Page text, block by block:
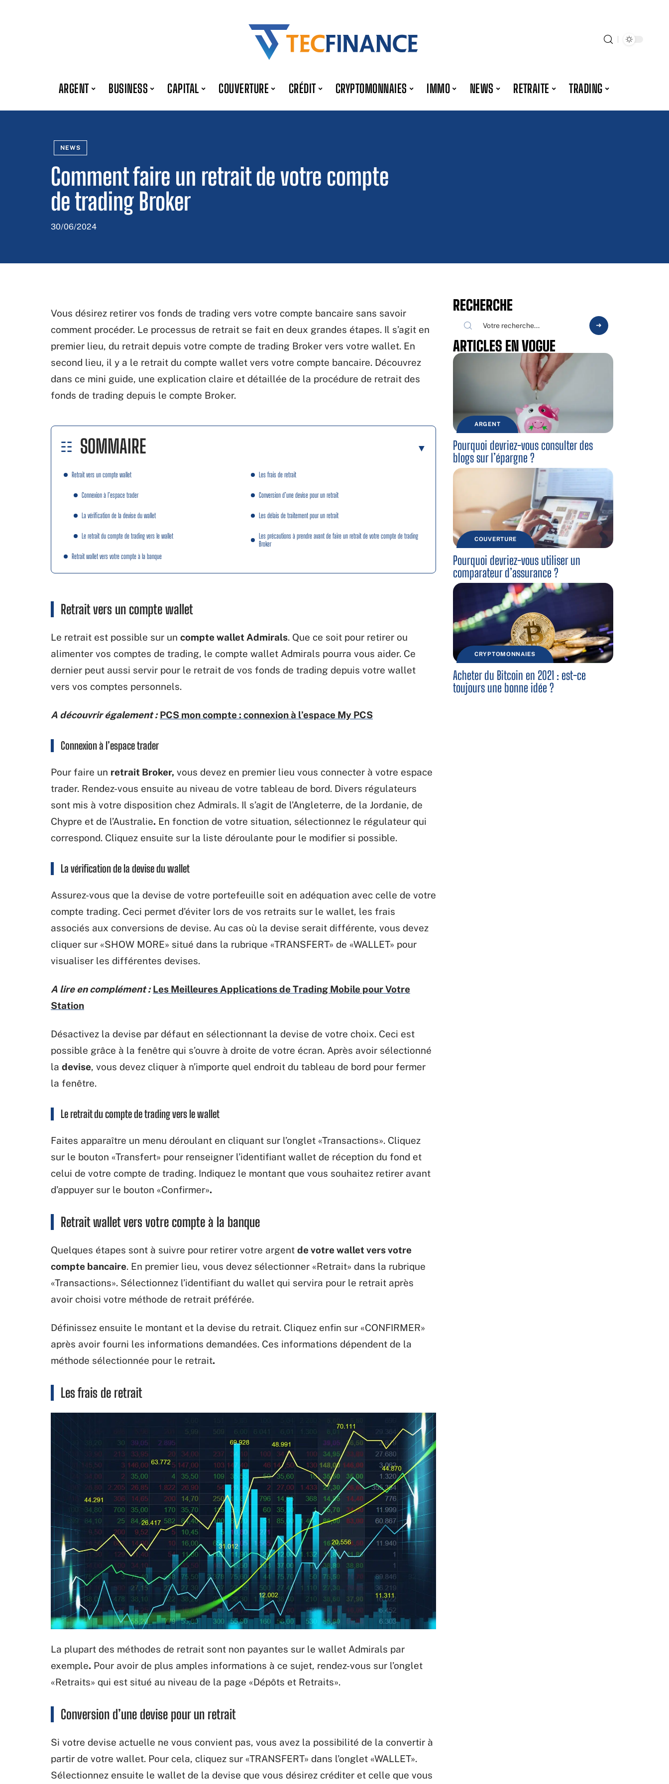
ARGENT BUSINESS CAPITAL COUVERTURE CRÉDIT CRYPTOMONNAIES IMMO NEWS RETRAITE TRADING
NEWS
Comment faire un retrait de votre compte
de trading Broker
30/06/2024
Vous désirez retirer vos fonds de trading vers votre compte bancaire sans savoir
comment procéder. Le processus de retrait se fait en deux grandes étapes. Il s’agit en
premier lieu, du retrait depuis votre compte de trading Broker vers votre wallet. En
second lieu, il y a le retrait du compte wallet vers votre compte bancaire. Découvrez
dans ce mini guide, une explication claire et détaillée de la procédure de retrait des
fonds de trading depuis le compte Broker.
SOMMAIRE
Retrait vers un compte wallet
Connexion à l’espace trader
La vérification de la devise du wallet
Le retrait du compte de trading vers le wallet
Retrait wallet vers votre compte à la banque
Les frais de retrait
Conversion d’une devise pour un retrait
Les délais de traitement pour un retrait
Les précautions à prendre avant de faire un retrait de votre compte de trading
Broker
Retrait vers un compte wallet
Le retrait est possible sur un compte wallet Admirals. Que ce soit pour retirer ou
alimenter vos comptes de trading, le compte wallet Admirals pourra vous aider. Ce
dernier peut aussi servir pour le retrait de vos fonds de trading depuis votre wallet
vers vos comptes personnels.
A découvrir également : PCS mon compte : connexion à l’espace My PCS
Connexion à l’espace trader
Pour faire un retrait Broker, vous devez en premier lieu vous connecter à votre espace
trader. Rendez-vous ensuite au niveau de votre tableau de bord. Divers régulateurs
sont mis à votre disposition chez Admirals. Il s’agit de l’Angleterre, de la Jordanie, de
Chypre et de l’Australie. En fonction de votre situation, sélectionnez le régulateur qui
correspond. Cliquez ensuite sur la liste déroulante pour le modifier si possible.
La vérification de la devise du wallet
Assurez-vous que la devise de votre portefeuille soit en adéquation avec celle de votre
compte trading. Ceci permet d’éviter lors de vos retraits sur le wallet, les frais
associés aux conversions de devise. Au cas où la devise serait différente, vous devez
cliquer sur «SHOW MORE» situé dans la rubrique «TRANSFERT» de «WALLET» pour
visualiser les différentes devises.
A lire en complément : Les Meilleures Applications de Trading Mobile pour Votre
Station
Désactivez la devise par défaut en sélectionnant la devise de votre choix. Ceci est
possible grâce à la fenêtre qui s’ouvre à droite de votre écran. Après avoir sélectionné
la devise, vous devez cliquer à n’importe quel endroit du tableau de bord pour fermer
la fenêtre.
Le retrait du compte de trading vers le wallet
Faites apparaître un menu déroulant en cliquant sur l’onglet «Transactions». Cliquez
sur le bouton «Transfert» pour renseigner l’identifiant wallet de réception du fond et
celui de votre compte de trading. Indiquez le montant que vous souhaitez retirer avant
d’appuyer sur le bouton «Confirmer».
Retrait wallet vers votre compte à la banque
Quelques étapes sont à suivre pour retirer votre argent de votre wallet vers votre
compte bancaire. En premier lieu, vous devez sélectionner «Retrait» dans la rubrique
«Transactions». Sélectionnez l’identifiant du wallet qui servira pour le retrait après
avoir choisi votre méthode de retrait préférée.
Définissez ensuite le montant et la devise du retrait. Cliquez enfin sur «CONFIRMER»
après avoir fourni les informations demandées. Ces informations dépendent de la
méthode sélectionnée pour le retrait.
Les frais de retrait
La plupart des méthodes de retrait sont non payantes sur le wallet Admirals par
exemple. Pour avoir de plus amples informations à ce sujet, rendez-vous sur l’onglet
«Retraits» qui est situé au niveau de la page «Dépôts et Retraits».
Conversion d’une devise pour un retrait
Si votre devise actuelle ne vous convient pas, vous avez la possibilité de la convertir à
partir de votre wallet. Pour cela, cliquez sur «TRANSFERT» dans l’onglet «WALLET».
Sélectionnez ensuite le wallet de la devise que vous désirez créditer et celle que vous
RECHERCHE
ARTICLES EN VOGUE
ARGENT
Pourquoi devriez-vous consulter des
blogs sur l’épargne ?
COUVERTURE
Pourquoi devriez-vous utiliser un
comparateur d’assurance ?
CRYPTOMONNAIES
Acheter du Bitcoin en 2021 : est-ce
toujours une bonne idée ?